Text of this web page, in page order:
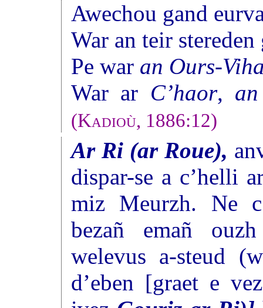
Awechou gand
War an teir
Pe war an Ours-
War ar C’haor,
(Kadioù, 1886:12)
Ar Ri (ar Roue),
dispar-se a c’helli
miz Meurzh. Ne
bezañ emañ
welevus a-steud
d’eben [graet e